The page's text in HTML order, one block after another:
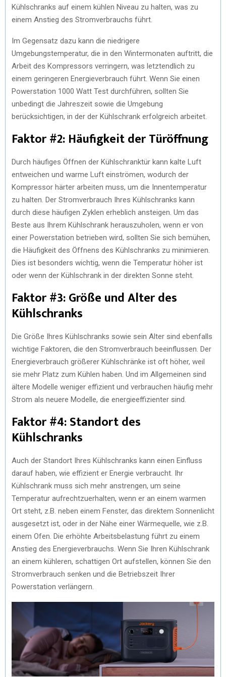
Kühlschranks auf einem kühlen Niveau zu halten, was zu
einem Anstieg des Stromverbrauchs führt.
Im Gegensatz dazu kann die niedrigere
Umgebungstemperatur, die in den Wintermonaten auftritt, die
Arbeit des Kompressors verringern, was letztendlich zu
einem geringeren Energieverbrauch führt. Wenn Sie einen
Powerstation 1000 Watt Test durchführen, sollten Sie
unbedingt die Jahreszeit sowie die Umgebung
berücksichtigen, in der der Kühlschrank erfolgreich arbeitet.
Faktor #2: Häufigkeit der Türöffnung
Durch häufiges Öffnen der Kühlschranktür kann kalte Luft
entweichen und warme Luft einströmen, wodurch der
Kompressor härter arbeiten muss, um die Innentemperatur
zu halten. Der Stromverbrauch Ihres Kühlschranks kann
durch diese häufigen Zyklen erheblich ansteigen. Um das
Beste aus Ihrem Kühlschrank herauszuholen, wenn er von
einer Powerstation betrieben wird, sollten Sie sich bemühen,
die Häufigkeit des Öffnens des Kühlschranks zu minimieren.
Dies ist besonders wichtig, wenn die Temperatur höher ist
oder wenn der Kühlschrank in der direkten Sonne steht.
Faktor #3: Größe und Alter des
Kühlschranks
Die Größe Ihres Kühlschranks sowie sein Alter sind ebenfalls
wichtige Faktoren, die den Stromverbrauch beeinflussen. Der
Energieverbrauch größerer Kühlschränke ist oft höher, weil
sie mehr Platz zum Kühlen haben. Und im Allgemeinen sind
ältere Modelle weniger effizient und verbrauchen häufig mehr
Strom als neuere Modelle, die energieeffizienter sind.
Faktor #4: Standort des
Kühlschranks
Auch der Standort Ihres Kühlschranks kann einen Einfluss
darauf haben, wie effizient er Energie verbraucht. Ihr
Kühlschrank muss sich mehr anstrengen, um seine
Temperatur aufrechtzuerhalten, wenn er an einem warmen
Ort steht, z.B. neben einem Fenster, das direktem Sonnenlicht
ausgesetzt ist, oder in der Nähe einer Wärmequelle, wie z.B.
einem Ofen. Die erhöhte Arbeitsbelastung führt zu einem
Anstieg des Energieverbrauchs. Wenn Sie Ihren Kühlschrank
an einem kühleren, schattigen Ort aufstellen, können Sie den
Stromverbrauch senken und die Betriebszeit Ihrer
Powerstation verlängern.